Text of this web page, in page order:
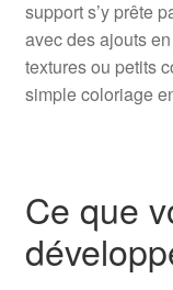
support s’y prête
avec des ajouts
textures ou petits
simple coloriage
Ce que